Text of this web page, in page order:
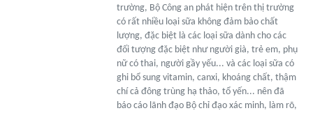
trường, Bộ Công an phát hiện trên thị trường
có rất nhiều loại sữa không đảm bảo chất
lượng, đặc biệt là các loại sữa dành cho các
đối tượng đặc biệt như người già, trẻ em, phụ
nữ có thai, người gầy yếu... và các loại sữa có
ghi bổ sung vitamin, canxi, khoáng chất, thậm
chí cả đông trùng hạ thảo, tổ yến... nên đã
báo cáo lãnh đạo Bộ chỉ đạo xác minh, làm rõ,